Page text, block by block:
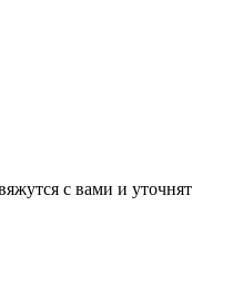
с вами и уточнят